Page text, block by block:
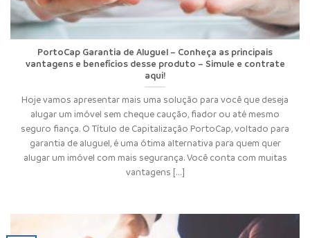
PortoCap Garantia de Aluguel – Conheça as principais
vantagens e benefícios desse produto – Simule e contrate
aqui!
Hoje vamos apresentar mais uma solução para você que deseja
alugar um imóvel sem cheque caução, fiador ou até mesmo
seguro fiança. O Título de Capitalização PortoCap, voltado para
garantia de aluguel, é uma ótima alternativa para quem quer
alugar um imóvel com mais segurança. Você conta com muitas
vantagens [...]